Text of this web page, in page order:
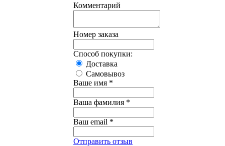
Комментарий
Номер заказа
Способ покупки:
Доставка
Самовывоз
Ваше имя *
Ваша фамилия *
Ваш email *
Отправить отзыв